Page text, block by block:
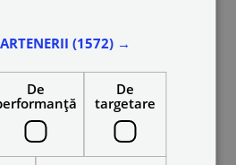
automată
parolei
(1572) →
De
De
targetare